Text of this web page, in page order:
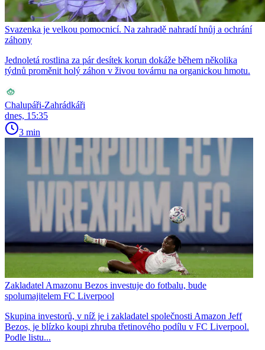
Svazenka je velkou pomocnicí. Na zahradě nahradí hnůj a ochrání
záhony
Jednoletá rostlina za pár desítek korun dokáže během několika
týdnů proměnit holý záhon v živou továrnu na organickou hmotu.
Chalupáři-Zahrádkáři
dnes, 15:35
3 min
Zakladatel Amazonu Bezos investuje do fotbalu, bude
spolumajitelem FC Liverpool
Skupina investorů, v níž je i zakladatel společnosti Amazon Jeff
Bezos, je blízko koupi zhruba třetinového podílu v FC Liverpool.
Podle listu...